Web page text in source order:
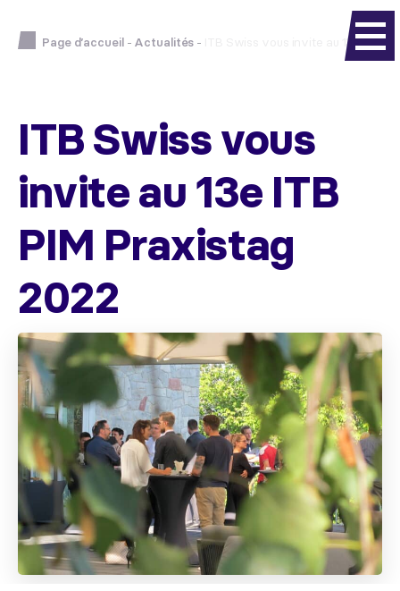
Page d’accueil- Actualités - ITB Swiss vous invite au 13e ITB
ITB Swiss vous
invite au 13e ITB
PIM Praxistag
2022